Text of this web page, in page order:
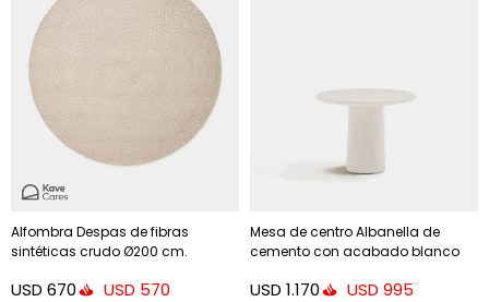
Alfombra Despas de fibras
sintéticas crudo Ø200 cm.
USD 670 USD 570
Mesa de centro Albanella de
cemento con acabado blanco
USD 1.170 USD 995